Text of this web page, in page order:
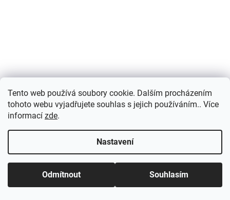
Tento web používá soubory cookie. Dalším procházením
tohoto webu vyjadřujete souhlas s jejich používáním.. Více
informací zde.
Nastavení
Odmítnout Souhlasím